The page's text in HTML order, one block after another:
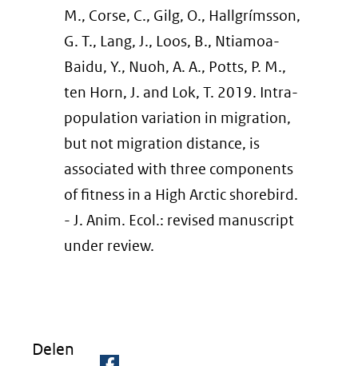
M., Corse, C., Gilg, O., Hallgrímsson,
G. T., Lang, J., Loos, B., Ntiamoa-
Baidu, Y., Nuoh, A. A., Potts, P. M.,
ten Horn, J. and Lok, T. 2019. Intra-
population variation in migration,
but not migration distance, is
associated with three components
of fitness in a High Arctic shorebird.
- J. Anim. Ecol.: revised manuscript
under review.
Delen